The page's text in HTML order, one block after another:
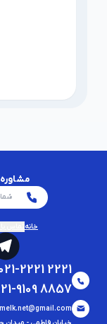
مشاوره
خانه
2221 2221
9109 8857